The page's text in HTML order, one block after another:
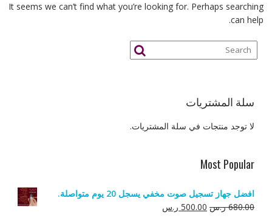
It seems we can’t find what you’re looking for. Perhaps searching
can help.
سلة المشتريات
لا توجد منتجات في سلة المشتريات.
Most Popular
افضل جهاز تسجيل صوت مخفي يسجل 20 يوم متواصلة.
680.00 ر.س السعر
500.00 ر.سالسعر